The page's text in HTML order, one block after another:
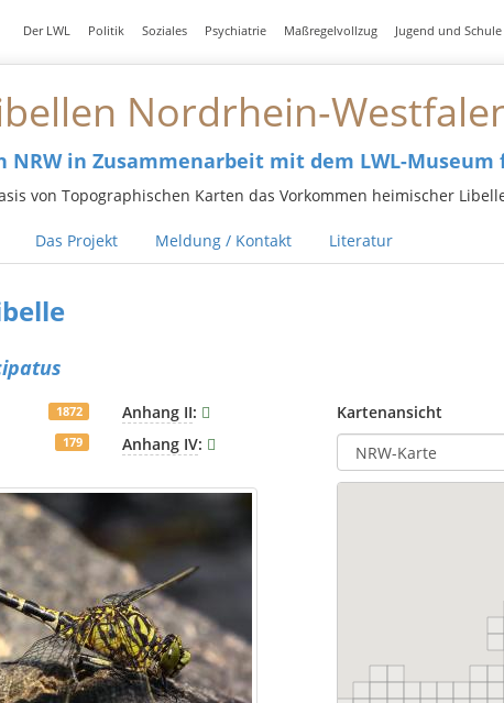
Der LWL Politik Soziales Psychiatrie Maßregelvollzug Jugend und Schule
Nordrhein-
NRW in Zusammenarbeit mit dem LWL-
von Topographischen Karten das Vorkommen heimischer
Das Projekt Meldung / Kontakt Literatur
1872
179
Anhang II:
Anhang IV:
Kartenansicht